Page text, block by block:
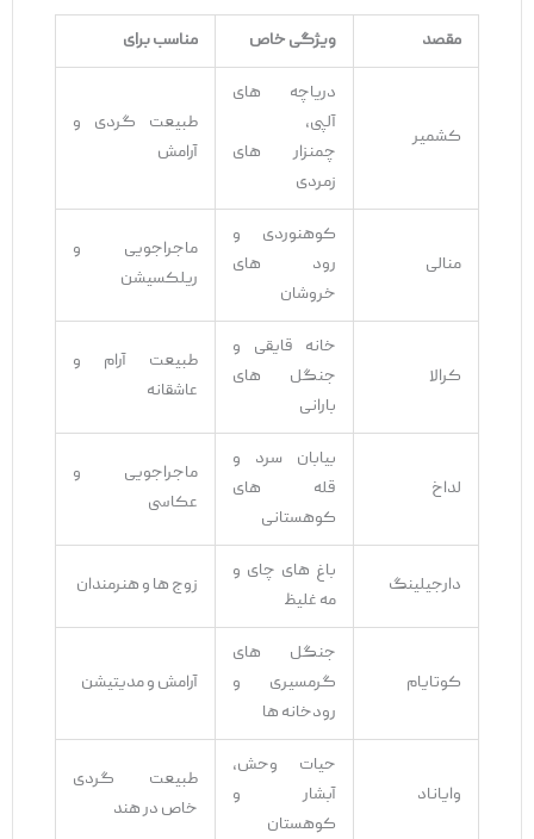
مقصد ویژگی خاص مناسب برای
کشمیر
دریاچه ‌های
آلپی،
چمنزار های
زمردی
طبیعت ‌گردی و
آرامش
منالی
کوهنوردی و
رود های
خروشان
ماجراجویی و
ریلکسیشن
کرالا
خانه قایقی و
جنگل ‌های
بارانی
طبیعت آرام و
عاشقانه
لداخ
بیابان سرد و
قله‌ های
کوهستانی
ماجراجویی و
عکاسی
دارجیلینگ
باغ‌ های چای و
مه غلیظ
زوج‌ ها و هنرمندان
کوتایام
جنگل ‌های
گرمسیری و
رودخانه ‌ها
آرامش و مدیتیشن
وایاناد
حیات وحش،
آبشار و
کوهستان
طبیعت ‌گردی
خاص در هند